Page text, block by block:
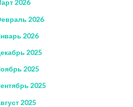
2026
2026
2026
2025
2025
2025
2025